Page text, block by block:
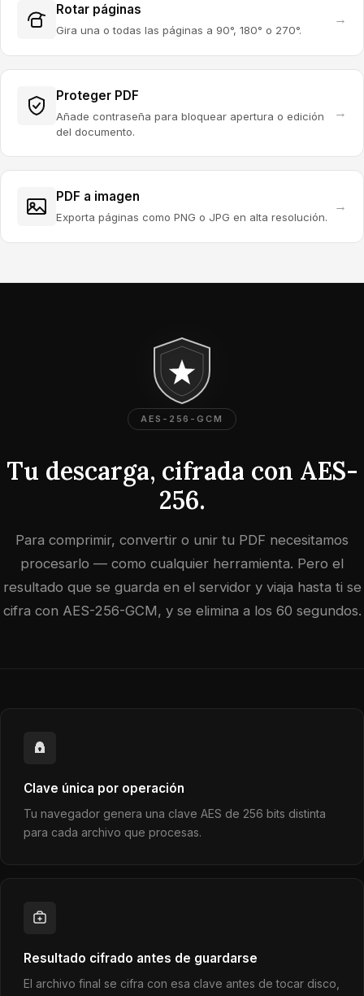
Rotar páginas
Gira una o todas las páginas a 90°, 180° o 270°.
→
Proteger PDF
Añade contraseña para bloquear apertura o edición
del documento.
→
PDF a imagen
Exporta páginas como PNG o JPG en alta resolución.
→
AES-256-GCM
Tu descarga, cifrada con AES-
256.
Para comprimir, convertir o unir tu PDF necesitamos
procesarlo — como cualquier herramienta. Pero el
resultado que se guarda en el servidor y viaja hasta ti se
cifra con AES-256-GCM, y se elimina a los 60 segundos.
Clave única por operación
Tu navegador genera una clave AES de 256 bits distinta
para cada archivo que procesas.
Resultado cifrado antes de guardarse
El archivo final se cifra con esa clave antes de tocar disco,